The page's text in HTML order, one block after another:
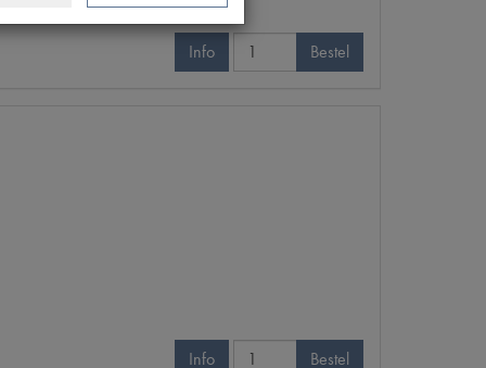
Info
Bestel
Info
Bestel